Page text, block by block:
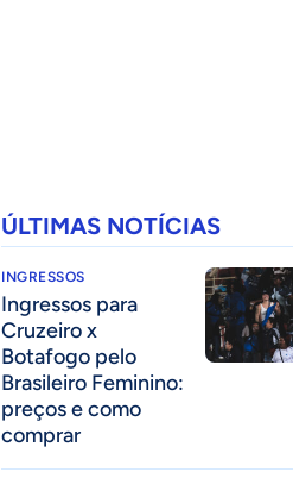
ÚLTIMAS NOTÍCIAS
INGRESSOS
Ingressos para
Cruzeiro x
Botafogo pelo
Brasileiro Feminino:
preços e como
comprar